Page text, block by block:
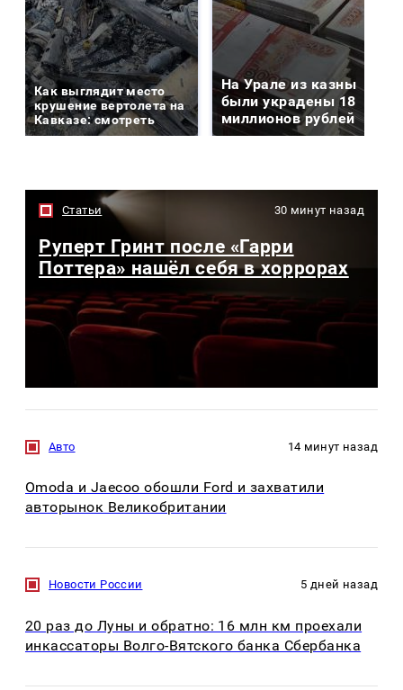
Как выглядит место
крушение вертолета на
Кавказе: смотреть
На Урале из казны
были украдены 18
миллионов рублей
Статьи 30 минут назад
Руперт Гринт после «Гарри
Поттера» нашёл себя в хоррорах
Авто 14 минут назад
Omoda и Jaecoo обошли Ford и захватили
авторынок Великобритании
Новости России 5 дней назад
20 раз до Луны и обратно: 16 млн км проехали
инкассаторы Волго-Вятского банка Сбербанка